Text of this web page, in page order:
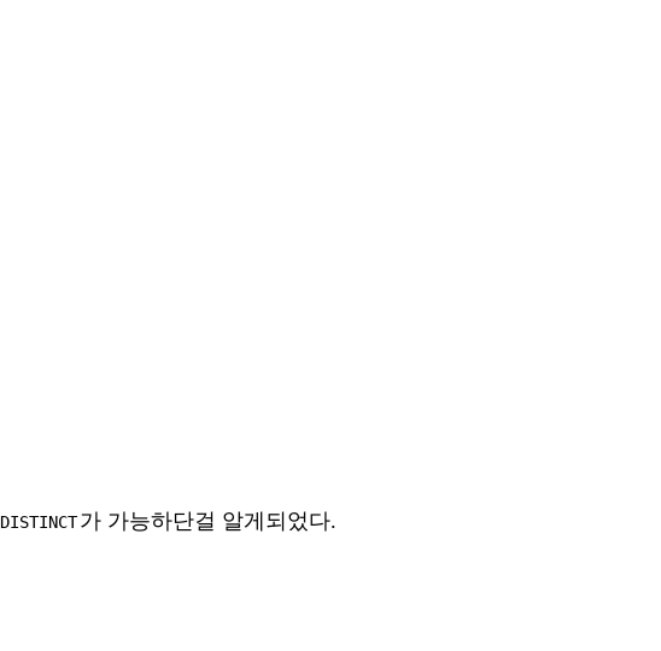
DISTINCT가 가능하단걸 알게되었다.